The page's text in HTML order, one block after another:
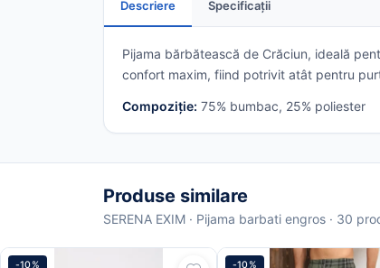
Descriere Specificații
Pijama bărbătească de Crăciun, ideală
confort maxim, fiind potrivit atât pentru
Compoziție: 75% bumbac, 25% poliester
Produse similare
SERENA EXIM · Pijama barbati engros · 30
-10%
-10%